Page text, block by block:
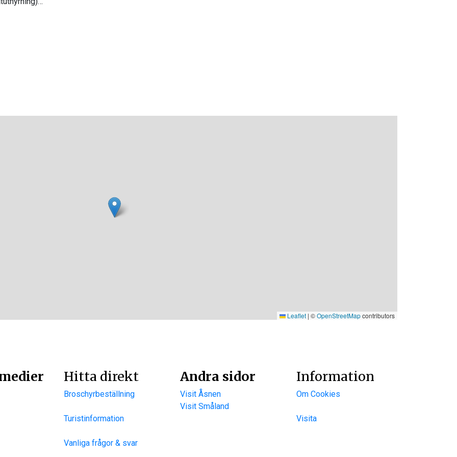
Leaflet | ©OpenStreetMapcontributors
Hitta direkt
Broschyrbeställning
Turistinformation
Vanliga frågor & svar
Andra sidor
Visit Åsnen
Visit Småland
Information
Om Cookies
Visita